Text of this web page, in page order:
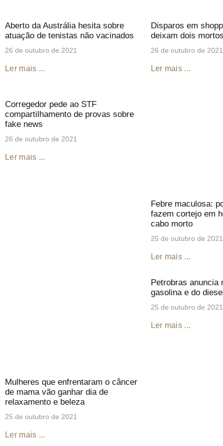
Aberto da Austrália hesita sobre
atuação de tenistas não vacinados
26 de outubro de 2021
Ler mais ...
Disparos em
deixam dois
26 de outubro de 2021
Ler mais ...
Corregedor pede ao STF
compartilhamento de provas sobre
fake news
26 de outubro de 2021
Ler mais ...
Febre maculosa:
fazem cortejo em
cabo morto
25 de outubro de 2021
Ler mais ...
Mulheres que enfrentaram o câncer
de mama vão ganhar dia de
relaxamento e beleza
25 de outubro de 2021
Ler mais ...
Petrobras anuncia
gasolina e do
25 de outubro de 2021
Ler mais ...